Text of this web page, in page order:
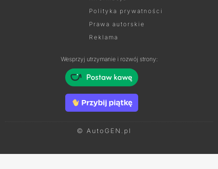
Polityka prywatności
Prawa autorskie
Reklama
Wesprzyj utrzymanie i rozwój strony:
© AutoGEN.pl